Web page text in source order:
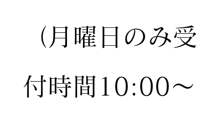
（月曜日のみ受
付時間10:00〜